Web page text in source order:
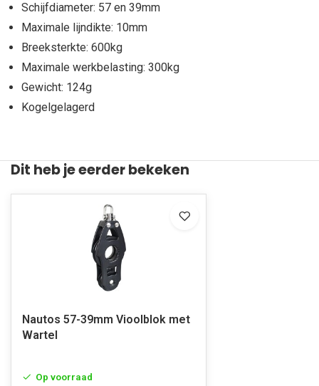
Schijfdiameter: 57 en 39mm
Maximale lijndikte: 10mm
Breeksterkte: 600kg
Maximale werkbelasting: 300kg
Gewicht: 124g
Kogelgelagerd
Dit heb je eerder bekeken
Nautos 57-39mm Vioolblok met
Wartel
Op voorraad